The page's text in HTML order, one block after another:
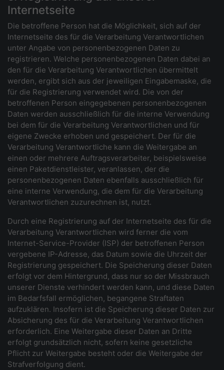
Internetseite
Die betroffene Person hat die Möglichkeit, sich auf der
Internetseite des für die Verarbeitung Verantwortlichen
unter Angabe von personenbezogenen Daten zu
registrieren. Welche personenbezogenen Daten dabei an
den für die Verarbeitung Verantwortlichen übermittelt
werden, ergibt sich aus der jeweiligen Eingabemaske, die
für die Registrierung verwendet wird. Die von der
betroffenen Person eingegebenen personenbezogenen
Daten werden ausschließlich für die interne Verwendung
bei dem für die Verarbeitung Verantwortlichen und für
eigene Zwecke erhoben und gespeichert. Der für die
Verarbeitung Verantwortliche kann die Weitergabe an
einen oder mehrere Auftragsverarbeiter, beispielsweise
einen Paketdienstleister, veranlassen, der die
personenbezogenen Daten ebenfalls ausschließlich für
eine interne Verwendung, die dem für die Verarbeitung
Verantwortlichen zuzurechnen ist, nutzt.
Durch eine Registrierung auf der Internetseite des für die
Verarbeitung Verantwortlichen wird ferner die vom
Internet-Service-Provider (ISP) der betroffenen Person
vergebene IP-Adresse, das Datum sowie die Uhrzeit der
Registrierung gespeichert. Die Speicherung dieser Daten
erfolgt vor dem Hintergrund, dass nur so der Missbrauch
unserer Dienste verhindert werden kann, und diese Daten
im Bedarfsfall ermöglichen, begangene Straftaten
aufzuklären. Insofern ist die Speicherung dieser Daten zur
Absicherung des für die Verarbeitung Verantwortlichen
erforderlich. Eine Weitergabe dieser Daten an Dritte
erfolgt grundsätzlich nicht, sofern keine gesetzliche
Pflicht zur Weitergabe besteht oder die Weitergabe der
Strafverfolgung dient.